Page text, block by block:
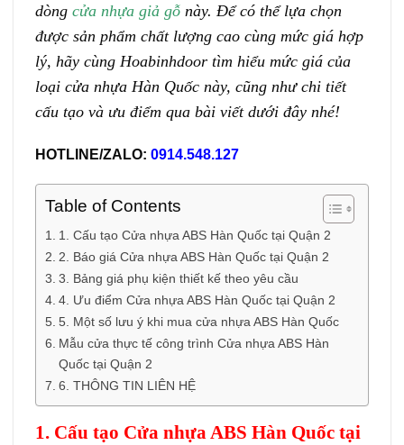
dòng cửa nhựa giả gỗ này. Để có thể lựa chọn
được sản phẩm chất lượng cao cùng mức giá hợp
lý, hãy cùng Hoabinhdoor tìm hiểu mức giá của
loại cửa nhựa Hàn Quốc này, cũng như chi tiết
cấu tạo và ưu điểm qua bài viết dưới đây nhé!
HOTLINE/ZALO: 0914.548.127
Table of Contents
1. Cấu tạo Cửa nhựa ABS Hàn Quốc tại Quận 2
2. Báo giá Cửa nhựa ABS Hàn Quốc tại Quận 2
3. Bảng giá phụ kiện thiết kế theo yêu cầu
4. Ưu điểm Cửa nhựa ABS Hàn Quốc tại Quận 2
5. Một số lưu ý khi mua cửa nhựa ABS Hàn Quốc
Mẫu cửa thực tế công trình Cửa nhựa ABS Hàn
Quốc tại Quận 2
6. THÔNG TIN LIÊN HỆ
1. Cấu tạo Cửa nhựa ABS Hàn Quốc tại